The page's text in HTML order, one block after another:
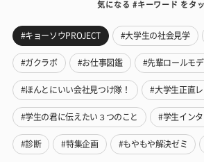
気になる #キーワード をタ
#キョーソウPROJECT #大学生の社会見学
#ガクラボ #お仕事図鑑 #先輩ロールモ
#ほんとにいい会社見つけ隊！ #大学生正直
#学生の君に伝えたい３つのこと #学生イン
#診断 #特集企画 #もやもや解決ゼミ